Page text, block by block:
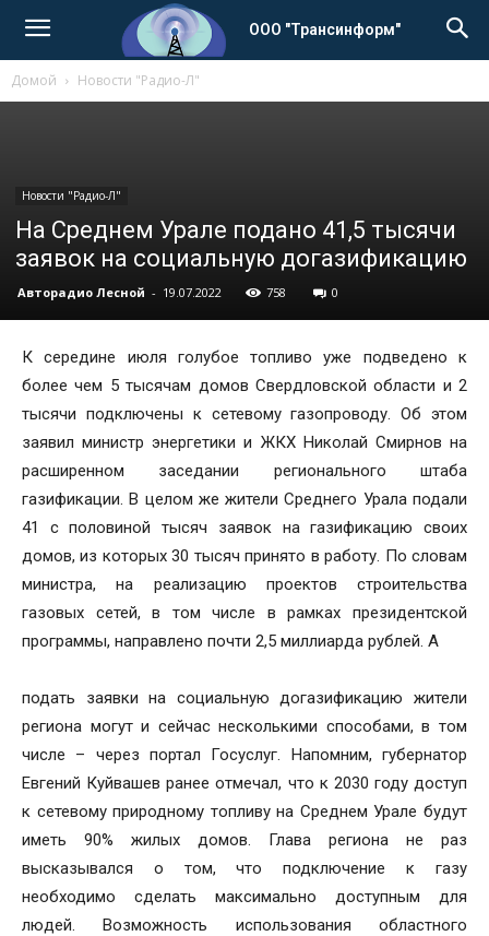
ООО "Трансинформ"
Домой Новости "Радио-Л"
Новости "Радио-Л"
На Среднем Урале подано 41,5 тысячи
заявок на социальную догазификацию
Авторадио Лесной - 19.07.2022 758 0
К середине июля голубое топливо уже подведено к
более чем 5 тысячам домов Свердловской области и 2
тысячи подключены к сетевому газопроводу. Об этом
заявил министр энергетики и ЖКХ Николай Смирнов на
расширенном заседании регионального штаба
газификации. В целом же жители Среднего Урала подали
41 с половиной тысяч заявок на газификацию своих
домов, из которых 30 тысяч принято в работу. По словам
министра, на реализацию проектов строительства
газовых сетей, в том числе в рамках президентской
программы, направлено почти 2,5 миллиарда рублей. А
подать заявки на социальную догазификацию жители
региона могут и сейчас несколькими способами, в том
числе – через портал Госуслуг. Напомним, губернатор
Евгений Куйвашев ранее отмечал, что к 2030 году доступ
к сетевому природному топливу на Среднем Урале будут
иметь 90% жилых домов. Глава региона не раз
высказывался о том, что подключение к газу
необходимо сделать максимально доступным для
людей. Возможность использования областного